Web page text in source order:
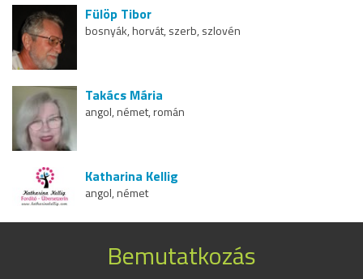
Fülöp Tibor
bosnyák, horvát, szerb, szlovén
Takács Mária
angol, német, román
Katharina Kellig
angol, német
Bemutatkozás